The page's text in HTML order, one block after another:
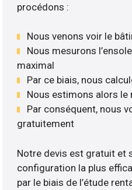
procédons :
Nous venons voir le
Nous mesurons
maximal
Par ce biais, nous
Nous estimons alors le
Par conséquent, nous
gratuitement
Notre devis est gratuit et
configuration la plus
par le biais de l’étude